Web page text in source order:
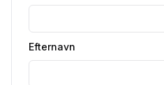
Efternavn